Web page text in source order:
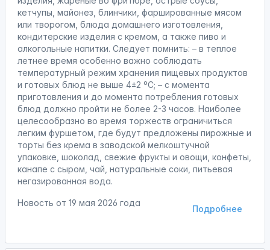
кетчупы, майонез, блинчики, фаршированные мясом
или творогом, блюда домашнего изготовления,
кондитерские изделия с кремом, а также пиво и
алкогольные напитки. Следует помнить: – в теплое
летнее время особенно важно соблюдать
температурный режим хранения пищевых продуктов
и готовых блюд не выше 4±2 ºС; – с момента
приготовления и до момента потребления готовых
блюд должно пройти не более 2-3 часов. Наиболее
целесообразно во время торжеств ограничиться
легким фуршетом, где будут предложены пирожные и
торты без крема в заводской мелкоштучной
упаковке, шоколад, свежие фрукты и овощи, конфеты,
канапе с сыром, чай, натуральные соки, питьевая
негазированная вода.
Подробнее
Новость от 19 мая 2026 года